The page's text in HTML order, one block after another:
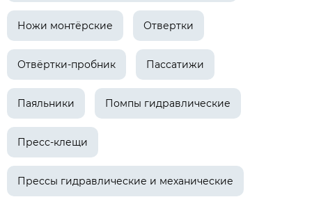
Ножи монтёрские Отвертки
Отвёртки-пробник Пассатижи
Паяльники Помпы гидравлические
Пресс-клещи
Прессы гидравлические и механические